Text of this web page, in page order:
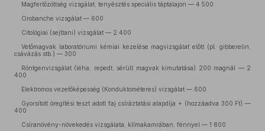
Magfertőzöttség vizsgálat, tenyésztés speciális táptalajon — 4 500
Orobanche vizsgálat — 600
Citológiai (sejttani) vizsgálat — 2 400
Vetőmagvak laboratóriumi kémiai kezelése magvizsgálat előtt (pl. gibberelin,
csávázás stb.) — 300
Röntgenvizsgálat (léha, repedt, sérült magvak kimutatása) 200 magnál — 2
400
Elektromos vezetőképesség (Konduktométeres) vizsgálat — 600
Gyorsított öregítési teszt adott faj csíráztatási alapdíja + (hozzáadva 300 Ft) —
400
Csíranövény-növekedés vizsgálata, klímakamrában, fénnyel — 1 800